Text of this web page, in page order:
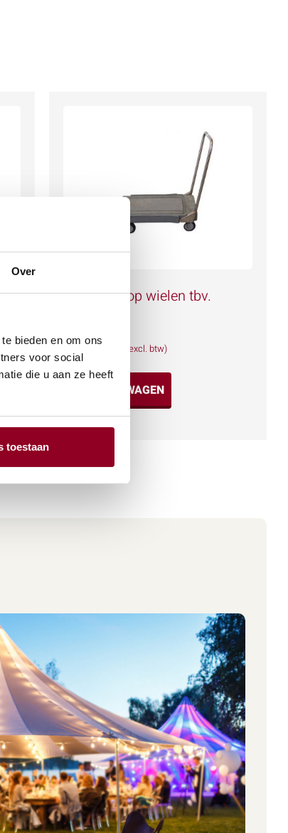
Over
bieden en om ons
voor social
die u aan ze heeft
toestaan
Onderstel op wielen tbv.
€12,64 (excl. btw)
IN WINKELWAGEN
Meer info